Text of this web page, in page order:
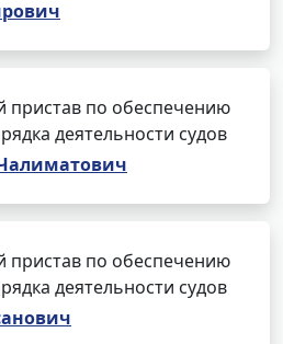
по обеспечению
деятельности судов
по обеспечению
деятельности судов